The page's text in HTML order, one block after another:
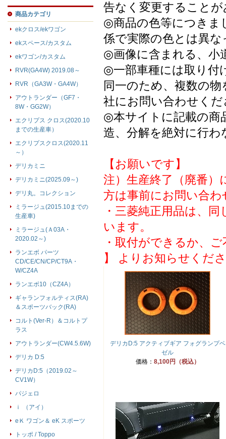
告なく変更すること
◎商品の色等につきま
係で実際の色とは異
◎画像に含まれる、小
◎一部車種には取り付
同一のため、複数の
社にお問い合わせくだ
◎本サイトに記載の商
造、分解を絶対に行
【お願いです】
注）生産終了（廃番
方は事前にお問い合
・三菱純正用品は、
います。
・取付ができるか、
】 よりお知らせくだ
デリカD:5 アクティブギア フォグランプベ
ゼル
価格： 8,100円（税込）
商品カテゴリ
ekクロス/ekワゴン
ekスペース/カスタム
ekワゴン/カスタム
RVR(GA4W) 2019.08～
RVR（GA3W・GA4W）
アウトランダー（GF7・
8W・GG2W）
エクリプス クロス(2020.10
までの生産車）
エクリプスクロス(2020.11
～）
デリカミニ
デリカミニ(2025.09～)
デリ丸。コレクション
ミラージュ(2015.10までの
生産車)
ミラージュ(Ａ03A・
2020.02～)
ランエボ パーツ
CD/CE/CN/CP/CT9A・
W/CZ4A
ランエボ10（CZ4A）
ギャランフォルティス(RA)
＆スポーツバック(RA)
コルト(Ver-R）＆コルトプ
ラス
アウトランダー(CW4.5.6W)
デリカ D:5
デリカD:5（2019.02～
CV1W）
パジェロ
ｉ （アイ）
eＫ ワゴン＆ eK スポーツ
トッポ / Toppo